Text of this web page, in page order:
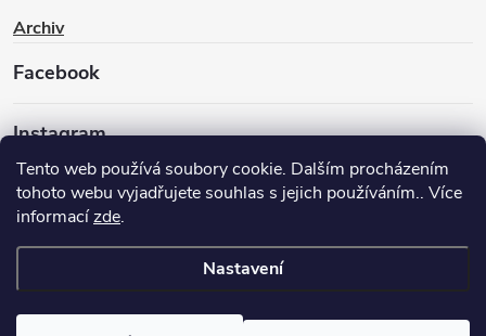
Tento web používá soubory cookie. Dalším procházením
tohoto webu vyjadřujete souhlas s jejich používáním.. Více
informacízde.
Nastavení
Archiv
Facebook
Instagram
nastavení cookies